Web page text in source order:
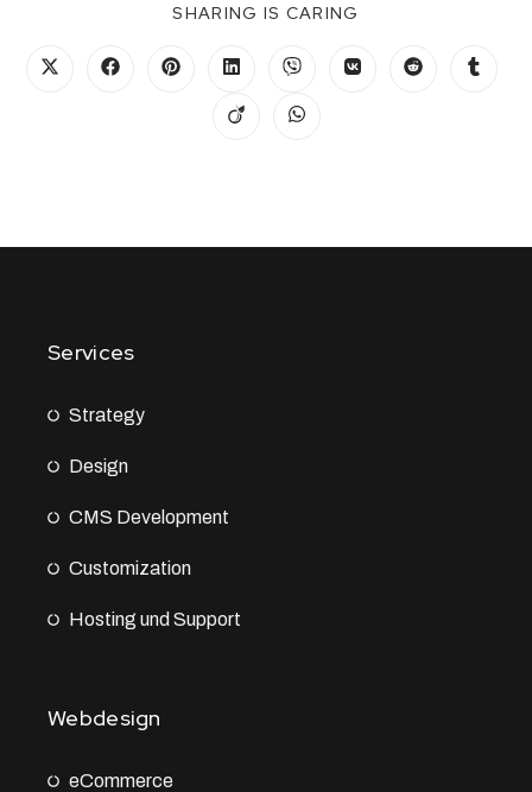
SHARING IS CARING
Services
Strategy
Design
CMS Development
Customization
Hosting und Support
Webdesign
eCommerce